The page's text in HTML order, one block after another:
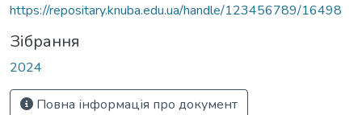
https://repositary.knuba.edu.ua/handle/123456789/16498
Зібрання
2024
Повна інформація про документ